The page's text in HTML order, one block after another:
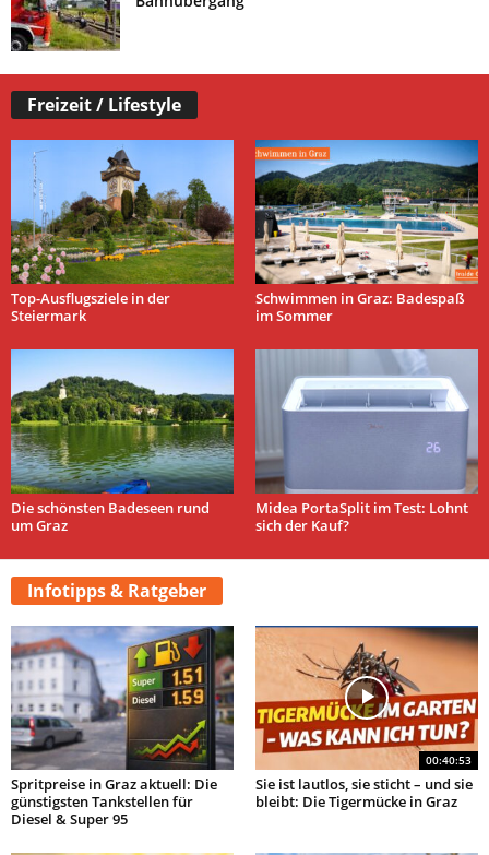
Freizeit / Lifestyle
Top-Ausflugsziele in der
Steiermark
Schwimmen in Graz: Badespaß
im Sommer
Die schönsten Badeseen rund
um Graz
Midea PortaSplit im Test: Lohnt
sich der Kauf?
Infotipps & Ratgeber
Spritpreise in Graz aktuell: Die
günstigsten Tankstellen für
Diesel & Super 95
00:40:53
Sie ist lautlos, sie sticht – und sie
bleibt: Die Tigermücke in Graz